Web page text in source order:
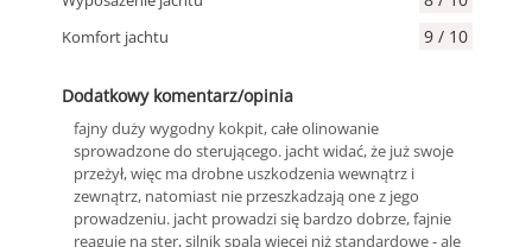
Komfort jachtu 9 / 10
Dodatkowy komentarz/opinia
fajny duży wygodny kokpit, całe olinowanie
sprowadzone do sterującego. jacht widać, że już swoje
przeżył, więc ma drobne uszkodzenia wewnątrz i
zewnątrz, natomiast nie przeszkadzają one z jego
prowadzeniu. jacht prowadzi się bardzo dobrze, fajnie
reaguje na ster, silnik spala więcej niż standardowe - ale